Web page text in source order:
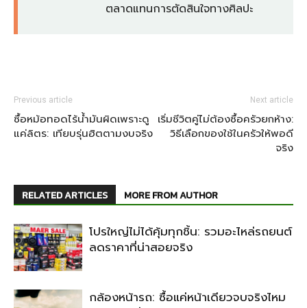
ตลาดแทนการตัดสินใจทางศิลปะ
Previous article
ซื้อหม้อทอดไร้น้ำมันผิดเพราะดู
แค่ลิตร: เทียบรุ่นฮิตตามงบจริง
Next article
เริ่มชีวิตคู่ไม่ต้องซื้อครัวยกห้าง:
วิธีเลือกของใช้ในครัวให้พอดี
จริง
RELATED ARTICLES MORE FROM AUTHOR
โปรใหญ่ไม่ได้คุ้มทุกชิ้น: รวมอะไหล่รถยนต์
ลดราคาที่น่าสอยจริง
กล้องหน้ารถ: ซื้อแค่หน้าเดียวจบจริงไหม